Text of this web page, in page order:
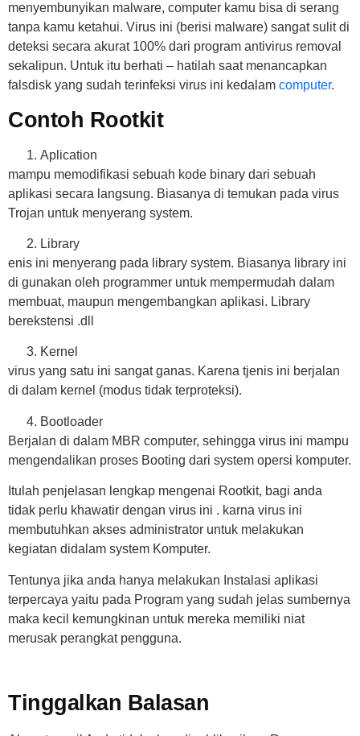
menyembunyikan malware, computer kamu bisa di serang
tanpa kamu ketahui. Virus ini (berisi malware) sangat sulit di
deteksi secara akurat 100% dari program antivirus removal
sekalipun. Untuk itu berhati – hatilah saat menancapkan
falsdisk yang sudah terinfeksi virus ini kedalam computer.
Contoh Rootkit
Aplication
mampu memodifikasi sebuah kode binary dari sebuah
aplikasi secara langsung. Biasanya di temukan pada virus
Trojan untuk menyerang system.
Library
enis ini menyerang pada library system. Biasanya library ini
di gunakan oleh programmer untuk mempermudah dalam
membuat, maupun mengembangkan aplikasi. Library
berekstensi .dll
Kernel
virus yang satu ini sangat ganas. Karena tjenis ini berjalan
di dalam kernel (modus tidak terproteksi).
Bootloader
Berjalan di dalam MBR computer, sehingga virus ini mampu
mengendalikan proses Booting dari system opersi komputer.
Itulah penjelasan lengkap mengenai Rootkit, bagi anda
tidak perlu khawatir dengan virus ini . karna virus ini
membutuhkan akses administrator untuk melakukan
kegiatan didalam system Komputer.
Tentunya jika anda hanya melakukan Instalasi aplikasi
terpercaya yaitu pada Program yang sudah jelas sumbernya
maka kecil kemungkinan untuk mereka memiliki niat
merusak perangkat pengguna.
Tinggalkan Balasan